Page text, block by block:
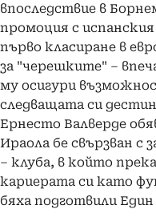
впоследствие в
промоция с
първо класиране в
за "черешките" –
му осигури
следващата си
Ернесто Валверде
Ираола бе свързван с
– клуба, в който
кариерата си като
бяха подготвили